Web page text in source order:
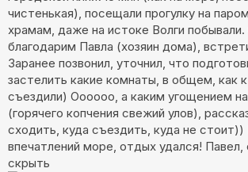
чистенькая), посещали прогулку на
храмам, даже на истоке Волги
благодарим Павла (хозяин дома),
Заранее позвонил, уточнил, что
застелить какие комнаты, в общем, как
съездили) Оооооо, а каким угощением
(горячего копчения свежий улов),
сходить, куда съездить, куда не
впечатлений море, отдых удался! Павел,
скрыть